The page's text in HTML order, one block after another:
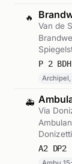
🔥
Van de
Archipel,
🚑
Via
112.